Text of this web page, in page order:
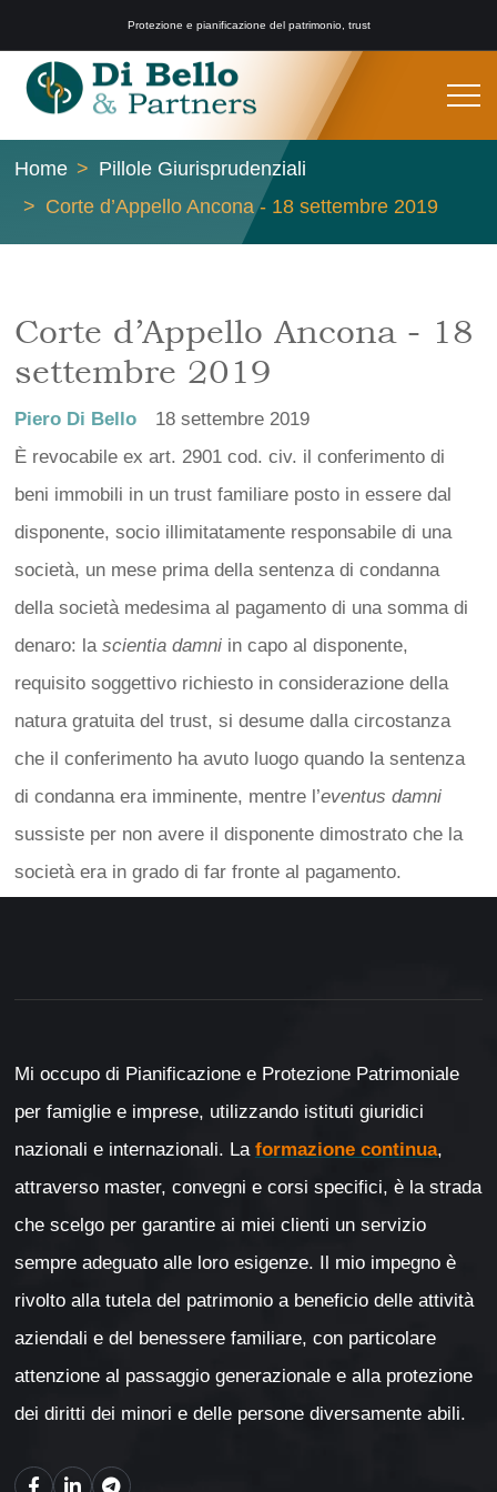
Protezione e pianificazione del patrimonio, trust
Home
Pillole Giurisprudenziali
Corte d’Appello Ancona - 18 settembre 2019
Corte d’Appello Ancona - 18
settembre 2019
Piero Di Bello
18 settembre 2019
È revocabile ex art. 2901 cod. civ. il conferimento di
beni immobili in un trust familiare posto in essere dal
disponente, socio illimitatamente responsabile di una
società, un mese prima della sentenza di condanna
della società medesima al pagamento di una somma di
denaro: la scientia damniin capo al disponente,
requisito soggettivo richiesto in considerazione della
natura gratuita del trust, si desume dalla circostanza
che il conferimento ha avuto luogo quando la sentenza
di condanna era imminente, mentre l’eventus damni
sussiste per non avere il disponente dimostrato che la
società era in grado di far fronte al pagamento.
Mi occupo di Pianificazione e Protezione Patrimoniale
per famiglie e imprese, utilizzando istituti giuridici
nazionali e internazionali. La formazione continua,
attraverso master, convegni e corsi specifici, è la strada
che scelgo per garantire ai miei clienti un servizio
sempre adeguato alle loro esigenze. Il mio impegno è
rivolto alla tutela del patrimonio a beneficio delle attività
aziendali e del benessere familiare, con particolare
attenzione al passaggio generazionale e alla protezione
dei diritti dei minori e delle persone diversamente abili.